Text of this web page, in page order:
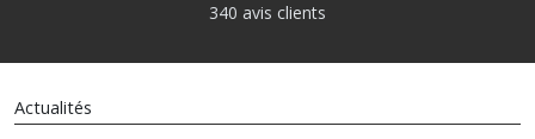
340 avis clients
Actualités